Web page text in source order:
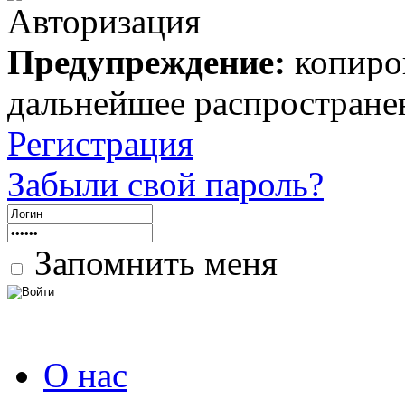
Авторизация
Предупреждение:
дальнейшее
Регистрация
Забыли свой пароль?
Запомнить меня
О нас